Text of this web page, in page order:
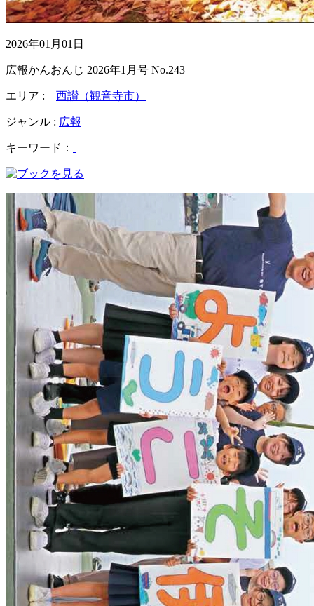
2026年01月01日
広報かんおんじ 2026年1月号 No.243
エリア : 西讃（観音寺市）
ジャンル : 広報
キーワード：